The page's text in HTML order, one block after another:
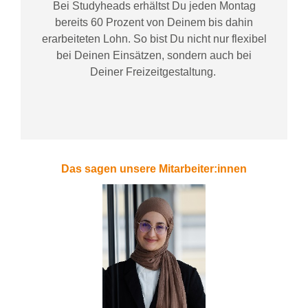
Bei Studyheadserhältst Du jeden Montag
bereits 60 Prozent von Deinem bis dahin
erarbeiteten Lohn. So bist Du nicht nur flexibel
bei Deinen Einsätzen, sondern auch bei
DeinerFreizeitgestaltung.
Das sagen unsere Mitarbeiter:innen